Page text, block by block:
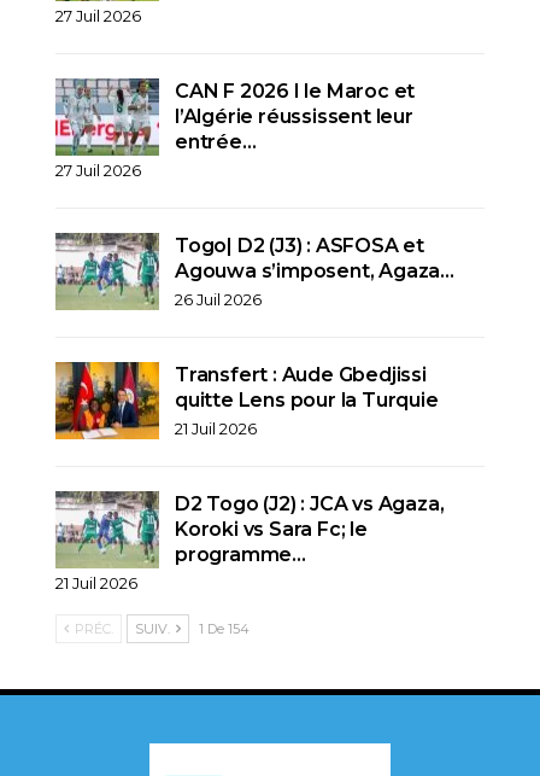
27 Juil 2026
CAN F 2026 I le Maroc et
l’Algérie réussissent leur
entrée…
27 Juil 2026
Togo| D2 (J3) : ASFOSA et
Agouwa s’imposent, Agaza…
26 Juil 2026
Transfert : Aude Gbedjissi
quitte Lens pour la Turquie
21 Juil 2026
D2 Togo (J2) : JCA vs Agaza,
Koroki vs Sara Fc; le
programme…
21 Juil 2026
PRÉC. SUIV. 1 De 154